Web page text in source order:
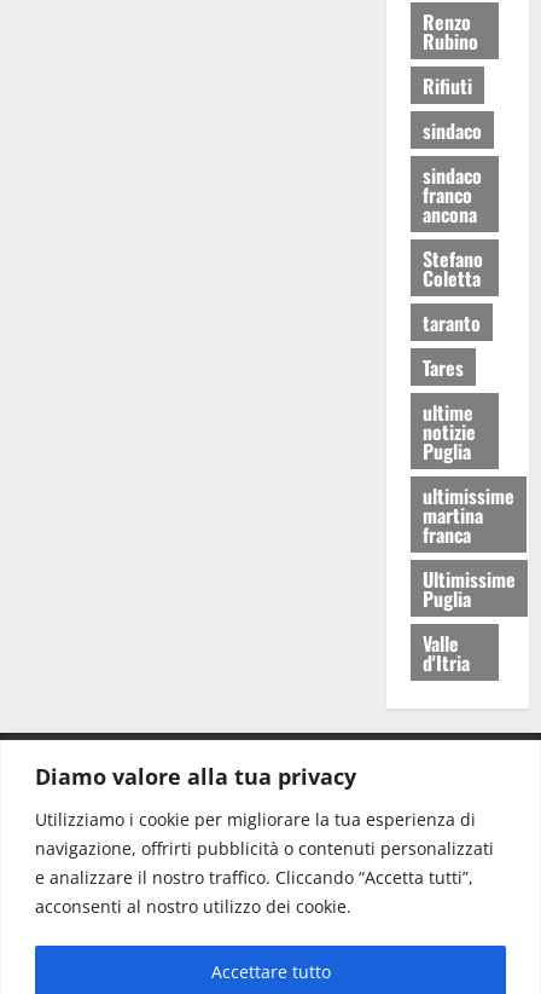
Diamo valore alla tua privacy
Utilizziamo i cookie per migliorare la tua esperienza di
navigazione, offrirti pubblicità o contenuti personalizzati
e analizzare il nostro traffico. Cliccando “Accetta tutti”,
acconsenti al nostro utilizzo dei cookie.
Accettare tutto
Renzo
Rubino
Rifiuti
sindaco
sindaco
franco
ancona
Stefano
Coletta
taranto
Tares
ultime
notizie
Puglia
ultimissime
martina
franca
Ultimissime
Puglia
Valle
d'Itria
Redazione: redazione@www.martinasera.it
Direttore:direttore@www.martinasera.it
Info & Commerciale:info@www.martinasera.it